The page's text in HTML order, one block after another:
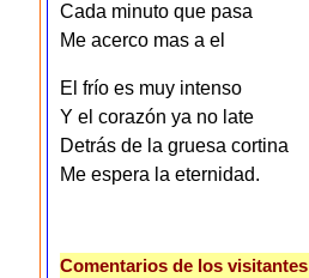
Cada minuto que pasa
Me acerco mas a el
El frío es muy intenso
Y el corazón ya no late
Detrás de la gruesa cortina
Me espera la eternidad.
Comentarios de los visitantes